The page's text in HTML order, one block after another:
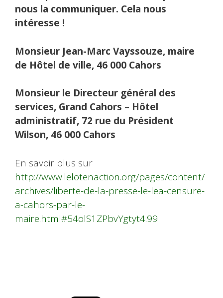
nous la communiquer. Cela nous
intéresse !
Monsieur Jean-Marc Vayssouze, maire
de Hôtel de ville, 46 000 Cahors
Monsieur le Directeur général des
services, Grand Cahors – Hôtel
administratif, 72 rue du Président
Wilson, 46 000 Cahors
En savoir plus sur
http://www.lelotenaction.org/pages/content/
archives/liberte-de-la-presse-le-lea-censure-
a-cahors-par-le-
maire.html#54olS1ZPbvYgtyt4.99